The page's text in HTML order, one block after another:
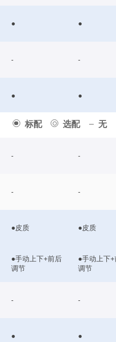
标配 选配 无
● ●
- -
● ●
- -
- -
●皮质 ●皮质
●手动上下+前后
调节
●手动上下
调节
- -
● ●